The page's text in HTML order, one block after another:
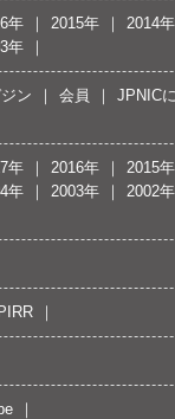
年 2015年 2014年
年
ン 会員 JPNIC
年 2016年 2015年
年 2003年 2002年